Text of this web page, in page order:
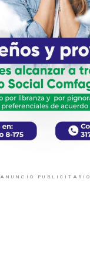
ANUNCIO PUBLICITARIO